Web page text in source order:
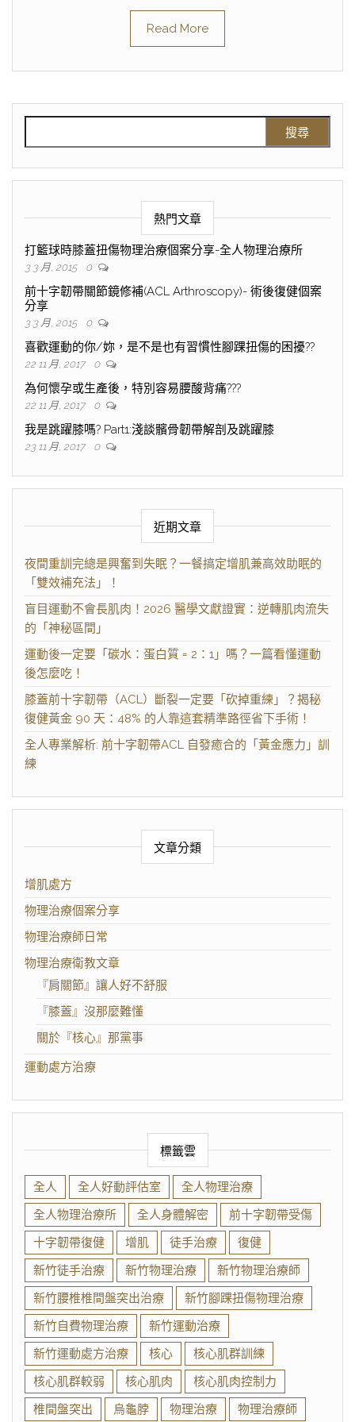
Read More
熱門文章
打籃球時膝蓋扭傷物理治療個案分享-全人物理治療所
3 3 月, 2015 0
前十字韌帶關節鏡修補(ACL Arthroscopy)- 術後復健個案
分享
3 3 月, 2015 0
喜歡運動的你/妳，是不是也有習慣性腳踝扭傷的困擾??
22 11 月, 2017 0
為何懷孕或生產後，特別容易腰酸背痛???
22 11 月, 2017 0
我是跳躍膝嗎? Part1:淺談髕骨韌帶解剖及跳躍膝
23 11 月, 2017 0
近期文章
夜間重訓完總是興奮到失眠？一餐搞定增肌兼高效助眠的
「雙效補充法」！
盲目運動不會長肌肉！2026 醫學文獻證實：逆轉肌肉流失
的「神秘區間」
運動後一定要「碳水：蛋白質 = 2：1」嗎？一篇看懂運動
後怎麼吃！
膝蓋前十字韌帶（ACL）斷裂一定要「砍掉重練」？揭秘
復健黃金 90 天：48% 的人靠這套精準路徑省下手術！
全人專業解析: 前十字韌帶ACL 自發癒合的「黃金應力」訓
練
文章分類
增肌處方
物理治療個案分享
物理治療師日常
物理治療衛教文章
『肩關節』讓人好不舒服
『膝蓋』沒那麼難懂
關於『核心』那黨事
運動處方治療
標籤雲
全人 全人好動評估室
全人物理治療
全人物理治療所
全人身體解密
前十字韌帶受傷
十字韌帶復健
增肌 徒手治療
復健
新竹徒手治療
新竹物理治療
新竹物理治療師
新竹腰椎椎間盤突出治療
新竹腳踝扭傷物理治療
新竹自費物理治療
新竹運動治療
新竹運動處方治療
核心
核心肌群訓練
核心肌群較弱
核心肌肉
核心肌肉控制力
椎間盤突出
烏龜脖 物理治療 物理治療師